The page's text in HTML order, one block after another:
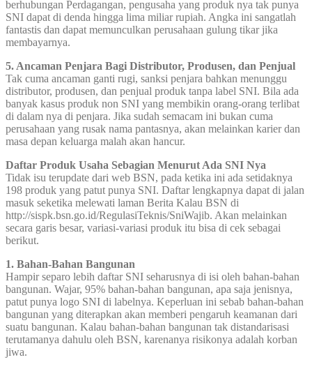
berhubungan Perdagangan, pengusaha yang produk nya tak punya
SNI dapat di denda hingga lima miliar rupiah. Angka ini sangatlah
fantastis dan dapat memunculkan perusahaan gulung tikar jika
membayarnya.
5. Ancaman Penjara Bagi Distributor, Produsen, dan Penjual
Tak cuma ancaman ganti rugi, sanksi penjara bahkan menunggu
distributor, produsen, dan penjual produk tanpa label SNI. Bila ada
banyak kasus produk non SNI yang membikin orang-orang terlibat
di dalam nya di penjara. Jika sudah semacam ini bukan cuma
perusahaan yang rusak nama pantasnya, akan melainkan karier dan
masa depan keluarga malah akan hancur.
Daftar Produk Usaha Sebagian Menurut Ada SNI Nya
Tidak isu terupdate dari web BSN, pada ketika ini ada setidaknya
198 produk yang patut punya SNI. Daftar lengkapnya dapat di jalan
masuk seketika melewati laman Berita Kalau BSN di
http://sispk.bsn.go.id/RegulasiTeknis/SniWajib. Akan melainkan
secara garis besar, variasi-variasi produk itu bisa di cek sebagai
berikut.
1. Bahan-Bahan Bangunan
Hampir separo lebih daftar SNI seharusnya di isi oleh bahan-bahan
bangunan. Wajar, 95% bahan-bahan bangunan, apa saja jenisnya,
patut punya logo SNI di labelnya. Keperluan ini sebab bahan-bahan
bangunan yang diterapkan akan memberi pengaruh keamanan dari
suatu bangunan. Kalau bahan-bahan bangunan tak distandarisasi
terutamanya dahulu oleh BSN, karenanya risikonya adalah korban
jiwa.